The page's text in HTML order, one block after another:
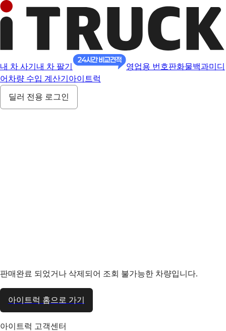
내 차 사기 내 차 팔기 영업용 번호판화물백과미디
어 차량 수입 계산기 아이트럭
딜러 전용 로그인
판매완료 되었거나 삭제되어 조회 불가능한 차량입니다.
아이트럭 홈으로 가기
아이트럭 고객센터